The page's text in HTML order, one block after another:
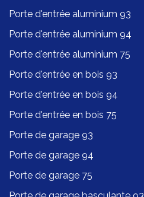
Porte d'entrée aluminium 93
Porte d'entrée aluminium 94
Porte d'entrée aluminium 75
Porte d'entrée en bois 93
Porte d'entrée en bois 94
Porte d'entrée en bois 75
Porte de garage 93
Porte de garage 94
Porte de garage 75